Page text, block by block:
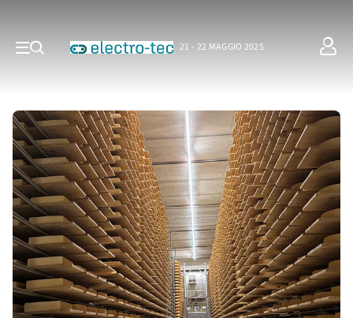
21 - 22 MAGGIO 2025